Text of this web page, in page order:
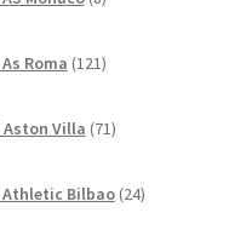
izdelkov
Roma 121izdelkov
Villa 71izdelkov
Bilbao 24izdelkov